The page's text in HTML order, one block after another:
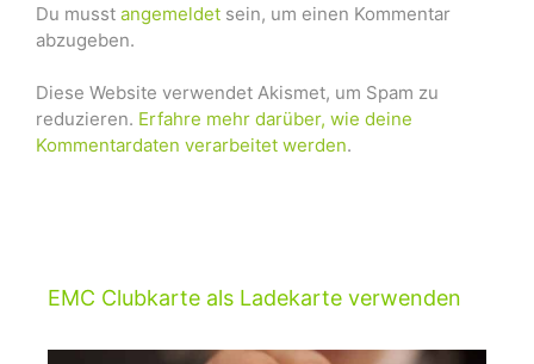
Du musst angemeldet sein, um einen Kommentar
abzugeben.
Diese Website verwendet Akismet, um Spam zu
reduzieren. Erfahre mehr darüber, wie deine
Kommentardaten verarbeitet werden.
EMC Clubkarte als Ladekarte verwenden